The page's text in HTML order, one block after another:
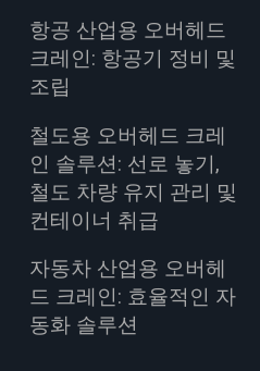
항공 산업용 오버헤드
크레인: 항공기 정비 및
조립
철도용 오버헤드 크레
인 솔루션: 선로 놓기,
철도 차량 유지 관리 및
컨테이너 취급
자동차 산업용 오버헤
드 크레인: 효율적인 자
동화 솔루션